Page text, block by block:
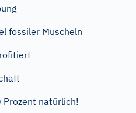
fossiler Muscheln
Prozent natürlich!